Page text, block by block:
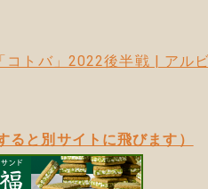
バ」2022後半戦 | アルビ
ると別サイトに飛びます）